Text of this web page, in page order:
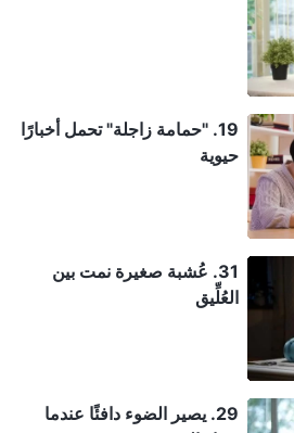
19. "حمامة زاجلة" تحمل أخبارًا
حيوية
31. عُشبة صغيرة نمت بين
العُلِّيق
29. يصير الضوء دافئًا عندما